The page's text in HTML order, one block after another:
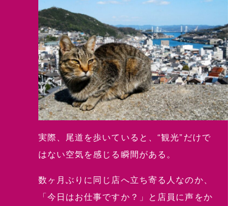
実際、尾道を歩いていると、“観光”だけで
はない空気を感じる瞬間がある。
数ヶ月ぶりに同じ店へ立ち寄る人なのか、
「今日はお仕事ですか？」と店員に声をか